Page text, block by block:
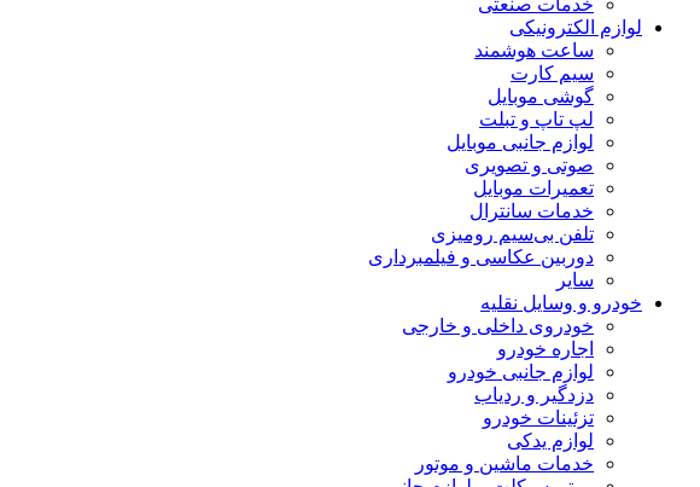
خدمات صنعتی
لوازم الکترونیکی
ساعت هوشمند
سیم کارت
گوشی موبایل
لپ تاپ و تبلت
لوازم جانبی موبایل
صوتی و تصویری
تعمیرات موبایل
خدمات سانترال
تلفن بی‌سیم رومیزی
دوربین عکاسی و فیلمبرداری
سایر
خودرو و وسایل نقلیه
خودروی داخلی و خارجی
اجاره خودرو
لوازم جانبی خودرو
دزدگیر و ردیاب
تزئینات خودرو
لوازم یدکی
خدمات ماشین و موتور